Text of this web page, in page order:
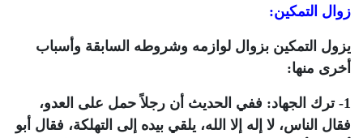
زوال التمكين:
يزول التمكين بزوال لوازمه وشروطه السابقة وأسباب
أخرى منها:
1- ترك الجهاد: ففي الحديث أن رجلاً حمل على العدو،
فقال الناس، لا إله إلا الله، يلقي بيده إلى التهلكة، فقال أبو